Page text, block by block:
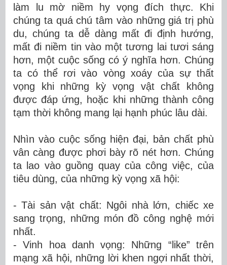
làm lu mờ niềm
hy vọng đích thực. Khi
chúng ta quá chú tâm vào những giá trị phù
du, chúng ta dễ dàng mất đi định hướng,
mất đi niềm tin vào một tương lai tươi sáng
hơn, một cuộc sống có ý nghĩa hơn. Chúng
ta có thể rơi vào vòng xoáy của sự thất
vọng khi những kỳ vọng vật chất không
được đáp ứng, hoặc khi những thành công
tạm thời không mang lại hạnh phúc lâu dài.
Nhìn vào cuộc sống hiện đại, bản chất phù
vân càng được phơi bày rõ nét hơn. Chúng
ta lao vào guồng quay của công việc, của
tiêu dùng, của những kỳ vọng xã hội:
-Tài sản vật chất: Ngôi nhà lớn, chiếc xe
sang trọng, những món đồ công nghệ mới
nhất.
- Vinh hoa danh vọng: Những “like” trên
mạng xã hội, những lời khen ngợi nhất thời,